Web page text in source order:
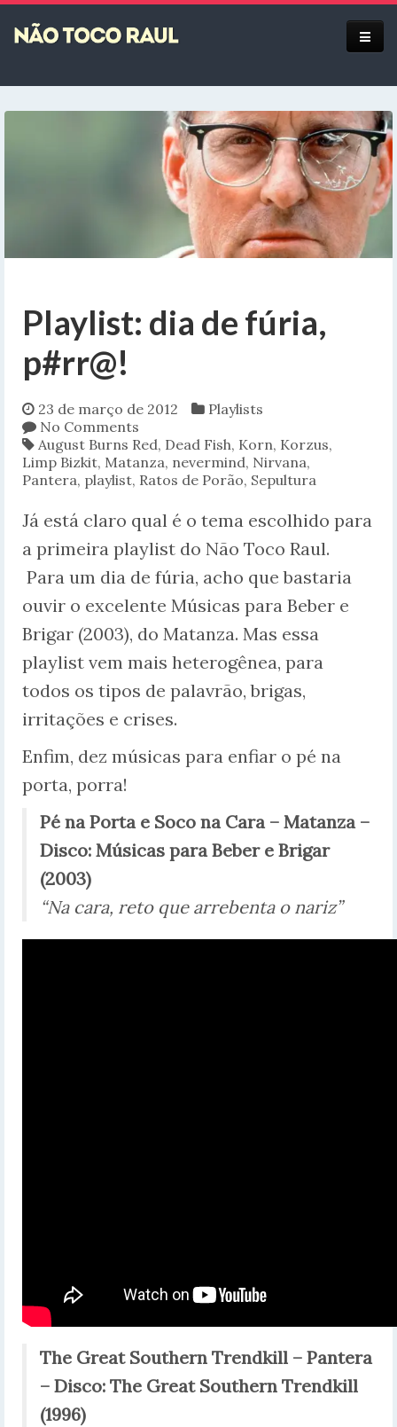
Equipe
Playlist: dia de fúria,
p#rr@!
23 de março de 2012
Playlists
No Comments
August Burns Red, Dead Fish, Korn, Korzus,
Limp Bizkit, Matanza, nevermind, Nirvana,
Pantera, playlist, Ratos de Porão, Sepultura
Já está claro qual é o tema escolhido para
a primeira playlist do Não Toco Raul.
Para um dia de fúria, acho que bastaria
ouvir o excelente Músicas para Beber e
Brigar (2003), do Matanza. Mas essa
playlist vem mais heterogênea, para
todos os tipos de palavrão, brigas,
irritações e crises.
Enfim, dez músicas para enfiar o pé na
porta, porra!
Pé na Porta e Soco na Cara – Matanza –
Disco: Músicas para Beber e Brigar
(2003)
“Na cara, reto que arrebenta o nariz”
The Great Southern Trendkill – Pantera
– Disco: The Great Southern Trendkill
(1996)